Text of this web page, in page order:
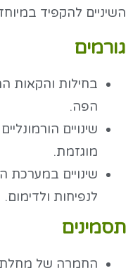
השיניים להקפיד
גורמים
בחילות והקאות
הפה.
שינויים
מוגזמת.
שינויים במערכת
לנפיחות ולדימום.
תסמינים
החמרה של מחלת